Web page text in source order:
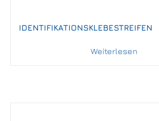
IDENTIFIKATIONSKLEBESTREIFEN
Weiterlesen